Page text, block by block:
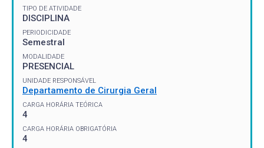
TIPO DE ATIVIDADE
DISCIPLINA
PERIODICIDADE
Semestral
MODALIDADE
PRESENCIAL
UNIDADE RESPONSÁVEL
Departamento de Cirurgia Geral
CARGA HORÁRIA TEÓRICA
4
CARGA HORÁRIA OBRIGATÓRIA
4